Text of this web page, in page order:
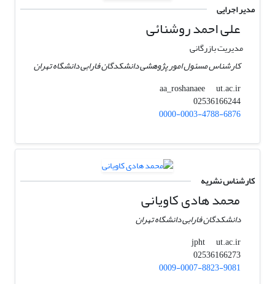
مدیر اجرایی
علی ‌احمد روشنائی
مدیریت بازرگانی
کارشناس مسئول امور پژوهشی دانشکدگان فارابی دانشگاه تهران
aa_roshanaee
ut.ac.ir
02536166244
0000-0003-4788-6876
کارشناس نشریه
محمد هادی کاویانی
دانشکدگان فارابی دانشگاه تهران
jpht
ut.ac.ir
02536166273
0009-0007-8823-9081